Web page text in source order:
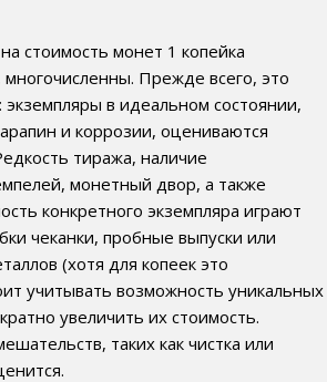
стоимость монет 1 копейка
Прежде всего, это
в идеальном состоянии,
и коррозии, оцениваются
тиража, наличие
монетный двор, а также
конкретного экземпляра играют
чеканки, пробные выпуски или
(хотя для копеек это
учитывать возможность уникальных
увеличить их стоимость.
таких как чистка или